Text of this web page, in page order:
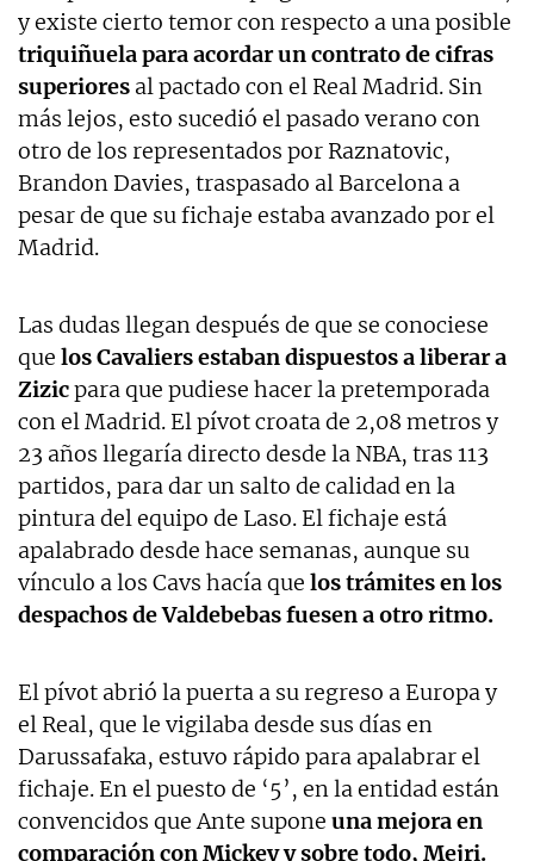
y existe cierto temor con respecto a una posible
triquiñuela para acordar un contrato de cifras
superiores al pactado con el Real Madrid. Sin
más lejos, esto sucedió el pasado verano con
otro de los representados por Raznatovic,
Brandon Davies, traspasado al Barcelona a
pesar de que su fichaje estaba avanzado por el
Madrid.
Las dudas llegan después de que se conociese
que los Cavaliers estaban dispuestos a liberar a
Zizicpara que pudiese hacer la pretemporada
con el Madrid. El pívot croata de 2,08 metros y
23 años llegaría directo desde la NBA, tras 113
partidos, para dar un salto de calidad en la
pintura del equipo de Laso. El fichaje está
apalabrado desde hace semanas, aunque su
vínculo a los Cavs hacía que los trámites en los
despachos de Valdebebas fuesen a otro ritmo.
El pívot abrió la puerta a su regreso a Europa y
el Real, que le vigilaba desde sus días en
Darussafaka, estuvo rápido para apalabrar el
fichaje. En el puesto de ‘5’, en la entidad están
convencidos que Ante supone una mejora en
comparación con Mickey y sobre todo, Mejri.